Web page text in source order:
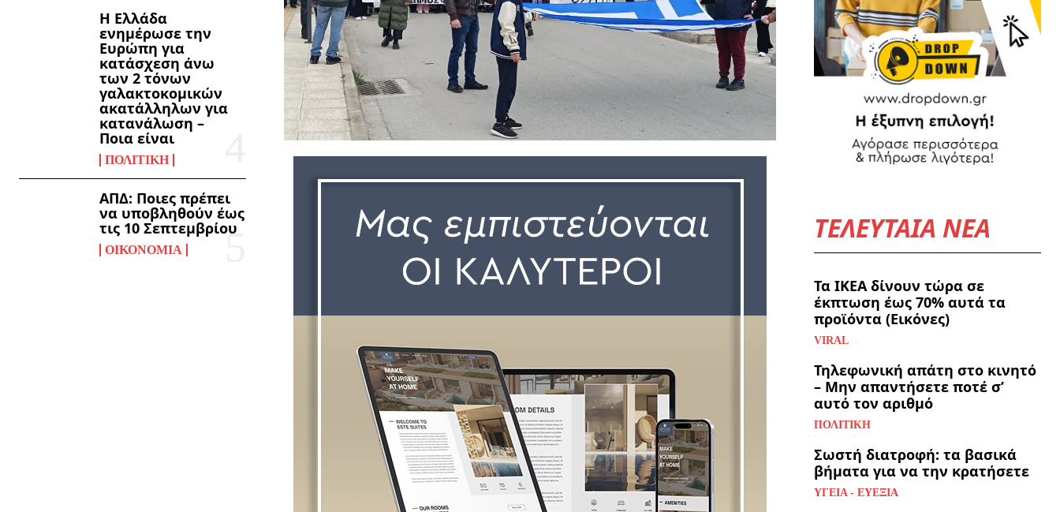
Η Ελλάδα
ενημέρωσε την
Ευρώπη για
κατάσχεση άνω
των 2 τόνων
γαλακτοκομικών
ακατάλληλων για
κατανάλωση –
Ποια είναι
ΠΟΛΙΤΙΚΉ
ΑΠΔ: Ποιες πρέπει
να υποβληθούν έως
τις 10 Σεπτεμβρίου
ΟΙΚΟΝΟΜΊΑ
ΤΕΛΕΥΤΑΙΑ ΝΕΑ
Τα ΙΚΕΑ δίνουν τώρα σε
έκπτωση έως 70% αυτά τα
προϊόντα (Εικόνες)
VIRAL
Τηλεφωνική απάτη στο κινητό
– Μην απαντήσετε ποτέ σ’
αυτό τον αριθμό
ΠΟΛΙΤΙΚΉ
Σωστή διατροφή: τα βασικά
βήματα για να την κρατήσετε
ΥΓΕΊΑ - ΕΥΕΞΊΑ